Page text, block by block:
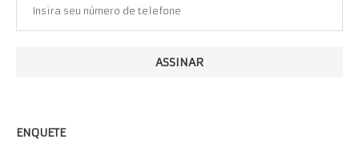
ENQUETE